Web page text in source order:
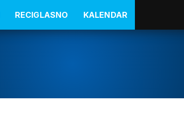
RECIGLASNO KALENDAR